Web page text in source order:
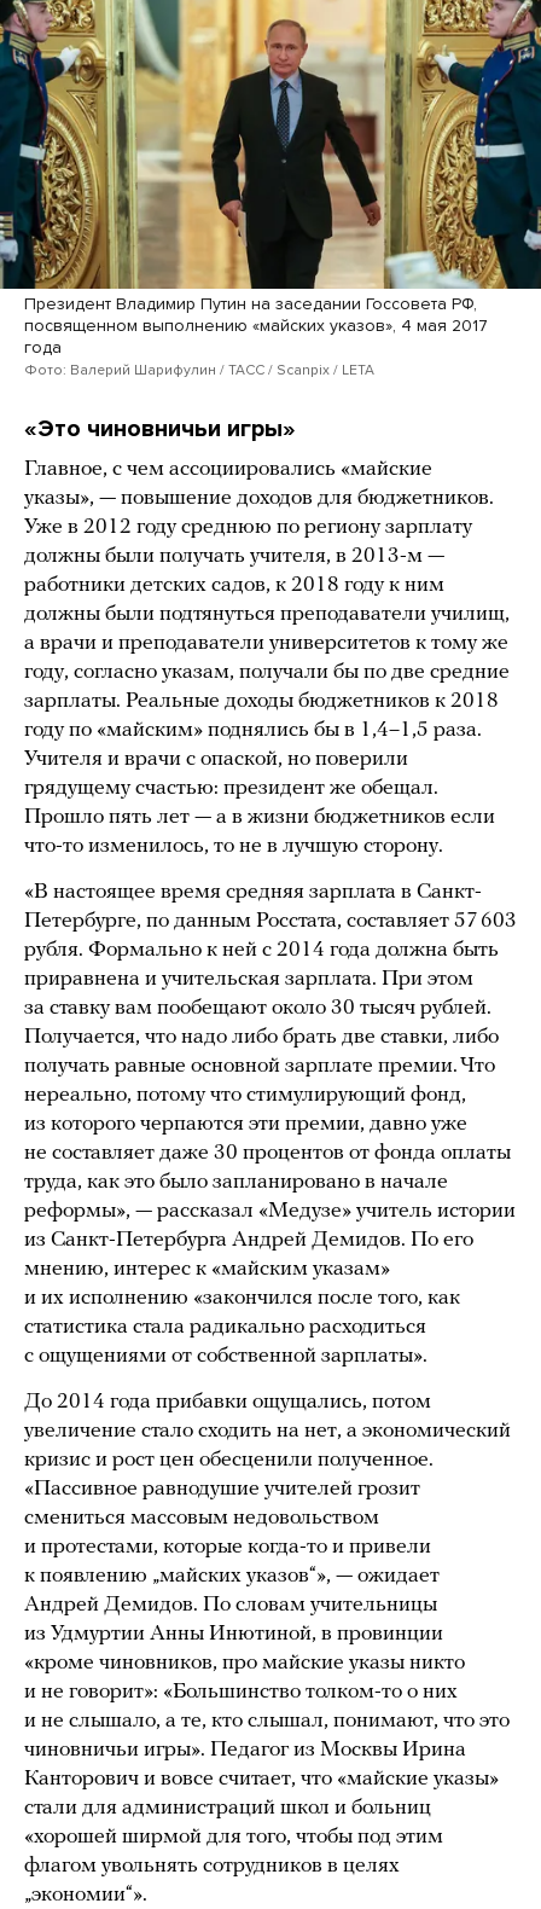
Президент Владимир Путин на заседании Госсовета РФ,
посвященном выполнению «майских указов», 4 мая 2017
года
Фото: Валерий Шарифулин / ТАСС / Scanpix / LETA
«Это чиновничьи игры»
Главное, с чем ассоциировались «майские
указы», — повышение доходов для бюджетников.
Уже в 2012 году среднюю по региону зарплату
должны были получать учителя, в 2013-м —
работники детских садов, к 2018 году к ним
должны были подтянуться преподаватели училищ,
а врачи и преподаватели университетов к тому же
году, согласно указам, получали бы по две средние
зарплаты. Реальные доходы бюджетников к 2018
году по «майским» поднялись бы в 1,4–1,5 раза.
Учителя и врачи с опаской, но поверили
грядущему счастью: президент же обещал.
Прошло пять лет — а в жизни бюджетников если
что-то изменилось, то не в лучшую сторону.
«В настоящее время средняя зарплата в Санкт-
Петербурге, по данным Росстата, составляет 57 603
рубля. Формально к ней с 2014 года должна быть
приравнена и учительская зарплата. При этом
за ставку вам пообещают около 30 тысяч рублей.
Получается, что надо либо брать две ставки, либо
получать равные основной зарплате премии. Что
нереально, потому что стимулирующий фонд,
из которого черпаются эти премии, давно уже
не составляет даже 30 процентов от фонда оплаты
труда, как это было запланировано в начале
реформы», — рассказал «Медузе» учитель истории
из Санкт-Петербурга Андрей Демидов. По его
мнению, интерес к «майским указам»
и их исполнению «закончился после того, как
статистика стала радикально расходиться
с ощущениями от собственной зарплаты».
До 2014 года прибавки ощущались, потом
увеличение стало сходить на нет, а экономический
кризис и рост цен обесценили полученное.
«Пассивное равнодушие учителей грозит
смениться массовым недовольством
и протестами, которые когда-то и привели
к появлению „майских указов“», — ожидает
Андрей Демидов. По словам учительницы
из Удмуртии Анны Инютиной, в провинции
«кроме чиновников, про майские указы никто
и не говорит»: «Большинство толком-то о них
и не слышало, а те, кто слышал, понимают, что это
чиновничьи игры». Педагог из Москвы Ирина
Канторович и вовсе считает, что «майские указы»
стали для администраций школ и больниц
«хорошей ширмой для того, чтобы под этим
флагом увольнять сотрудников в целях
„экономии“».